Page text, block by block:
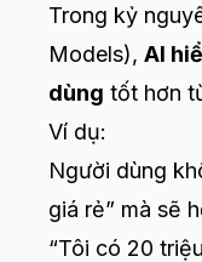
Trong kỷ
Models), AI
dùng tốt hơn
Ví dụ:
Người dùng
giá rẻ” mà sẽ
“Tôi có 20